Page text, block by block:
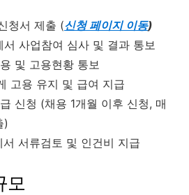
청서 제출 (신청 페이지 이동)
사업참여 심사 및 결과 통보
및 고용현황 통보
고용 유지 및 급여 지급
신청 (채용 1개월 이후 신청, 매
)
서류검토 및 인건비 지급
모